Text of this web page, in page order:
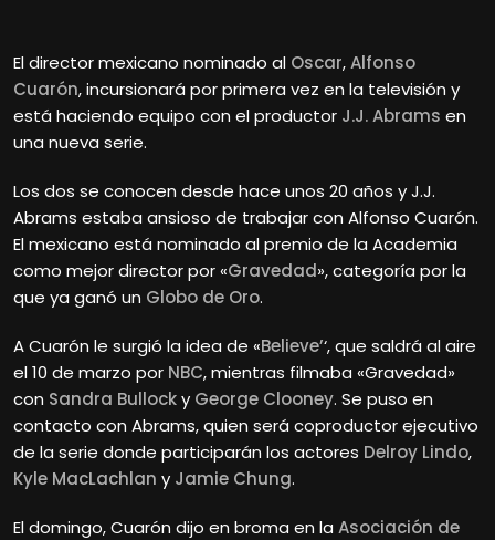
El director mexicano nominado al Oscar,Alfonso
Cuarón, incursionará por primera vez en la televisión y
está haciendo equipo con el productor J.J. Abrams en
una nueva serie.
Los dos se conocen desde hace unos 20 años y J.J.
Abrams estaba ansioso de trabajar con Alfonso Cuarón.
El mexicano está nominado al premio de la Academia
como mejor director por «Gravedad», categoría por la
que ya ganó un Globo de Oro.
A Cuarón le surgió la idea de «Believe’‘, que saldrá al aire
el 10 de marzo por NBC, mientras filmaba «Gravedad»
con Sandra Bullocky George Clooney. Se puso en
contacto con Abrams, quien será coproductor ejecutivo
de la serie donde participarán los actores Delroy Lindo,
Kyle MacLachlan y Jamie Chung.
El domingo, Cuarón dijo en broma en la Asociación de